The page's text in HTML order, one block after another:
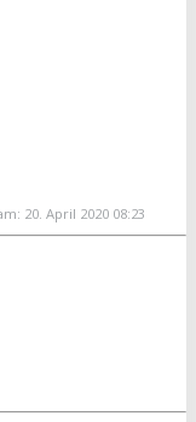
20. April 2020 08:23